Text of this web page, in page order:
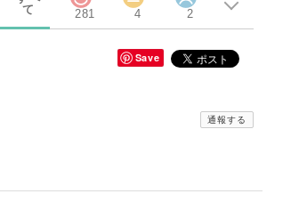
て
281 4 2
Save
通報する